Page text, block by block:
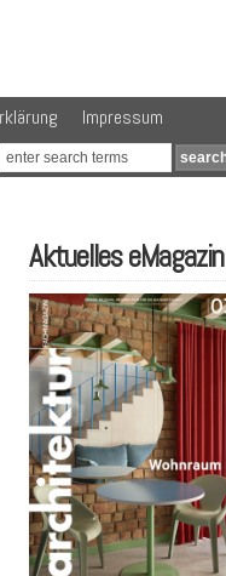
Impressum
Aktuelles eMagazin